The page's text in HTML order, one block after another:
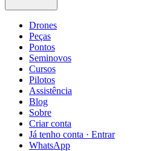
Drones
Peças
Pontos
Seminovos
Cursos
Pilotos
Assistência
Blog
Sobre
Criar conta
Já tenho conta · Entrar
WhatsApp